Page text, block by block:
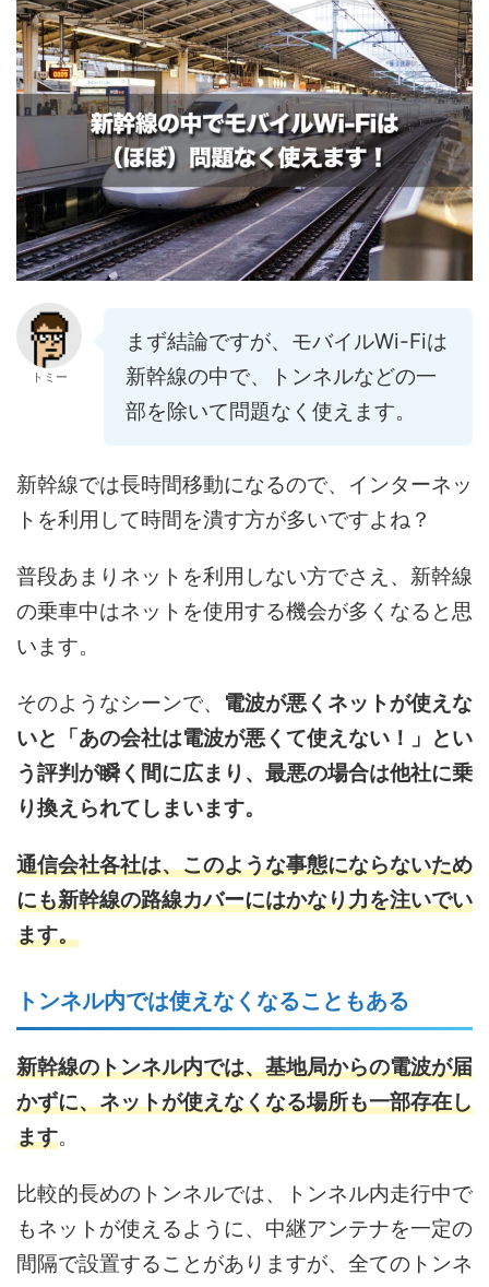
トミー
まず結論ですが、モバイルWi-Fiは
新幹線の中で、トンネルなどの一
部を除いて問題なく使えます。
新幹線では長時間移動になるので、インターネッ
トを利用して時間を潰す方が多いですよね？
普段あまりネットを利用しない方でさえ、新幹線
の乗車中はネットを使用する機会が多くなると思
います。
そのようなシーンで、 電波が悪くネットが使えな
いと「あの会社は電波が悪くて使えない！」とい
う評判が瞬く間に広まり、最悪の場合は他社に乗
り換えられてしまいます。
通信会社各社は、このような事態にならないため
にも新幹線の路線カバーにはかなり力を注いでい
ます。
トンネル内では使えなくなることもある
新幹線のトンネル内では、基地局からの電波が届
かずに、ネットが使えなくなる場所も一部存在し
ます。
比較的長めのトンネルでは、トンネル内走行中で
もネットが使えるように、中継アンテナを一定の
間隔で設置することがありますが、全てのトンネ